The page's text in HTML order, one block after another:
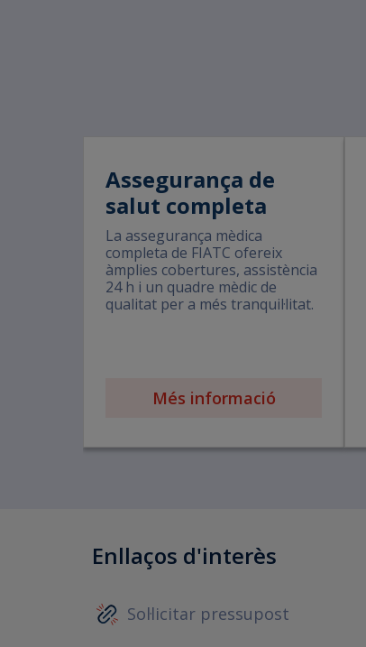
Assegurança de
salut completa
La assegurança mèdica
completa de FIATC ofereix
àmplies cobertures, assistència
24 h i un quadre mèdic de
qualitat per a més tranquil·litat.
Més informació
Enllaços d'interès
Sol·licitar pressupost